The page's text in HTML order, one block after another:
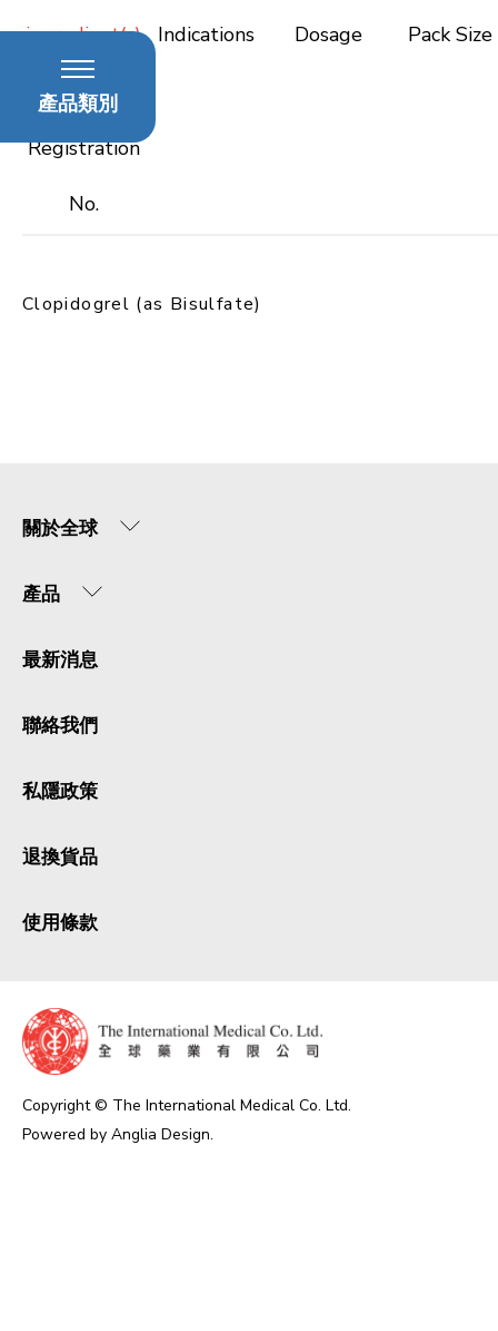
ingredient(s) Indications Dosage Pack Size
HK
Registration
No.
Clopidogrel (as Bisulfate)
產品類別
關於全球
產品
最新消息
聯絡我們
私隱政策
退換貨品
使用條款
Copyright © The International Medical Co. Ltd.
Powered by Anglia Design.